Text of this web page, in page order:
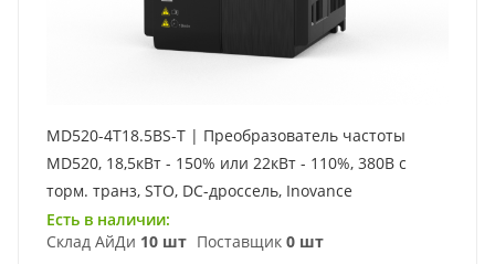
MD520-4T18.5BS-T | Преобразователь частоты
MD520, 18,5кВт - 150% или 22кВт - 110%, 380В с
торм. транз, STO, DC-дроссель, Inovance
Есть в наличии:
Склад АйДи 10 шт Поставщик 0 шт